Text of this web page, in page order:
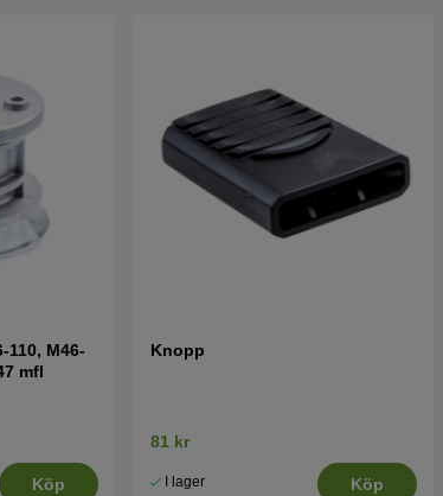
LM2147 CM 2008-02
LM 2147 CM 2008-02
110, M46-
mfl
Köp
Knopp
81 kr
I lager Köp